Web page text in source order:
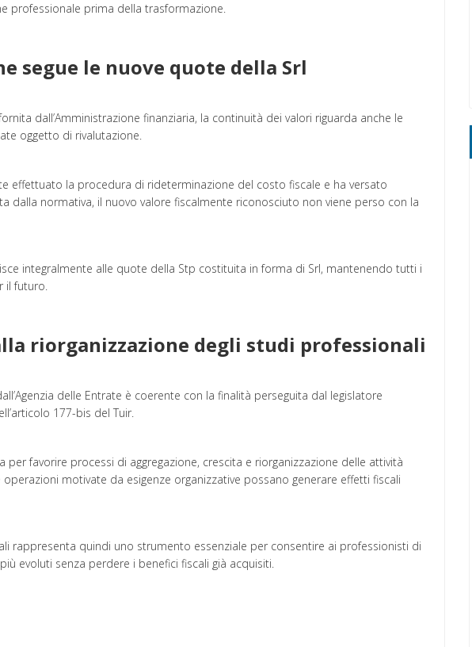
professionale prima della trasformazione.
segue le nuove quote della Srl
dall’Amministrazione finanziaria, la continuità dei valori riguarda anche le
oggetto di rivalutazione.
effettuato la procedura di rideterminazione del costo fiscale e ha versato
dalla normativa, il nuovo valore fiscalmente riconosciuto non viene perso con la
integralmente alle quote della Stp costituita in forma di Srl, mantenendo tutti i
il futuro.
riorganizzazione degli studi professionali
delle Entrate è coerente con la finalità perseguita dal legislatore
177-bis del Tuir.
per favorire processi di aggregazione, crescita e riorganizzazione delle attività
motivate da esigenze organizzative possano generare effetti fiscali
rappresenta quindi uno strumento essenziale per consentire ai professionisti di
evoluti senza perdere i benefici fiscali già acquisiti.